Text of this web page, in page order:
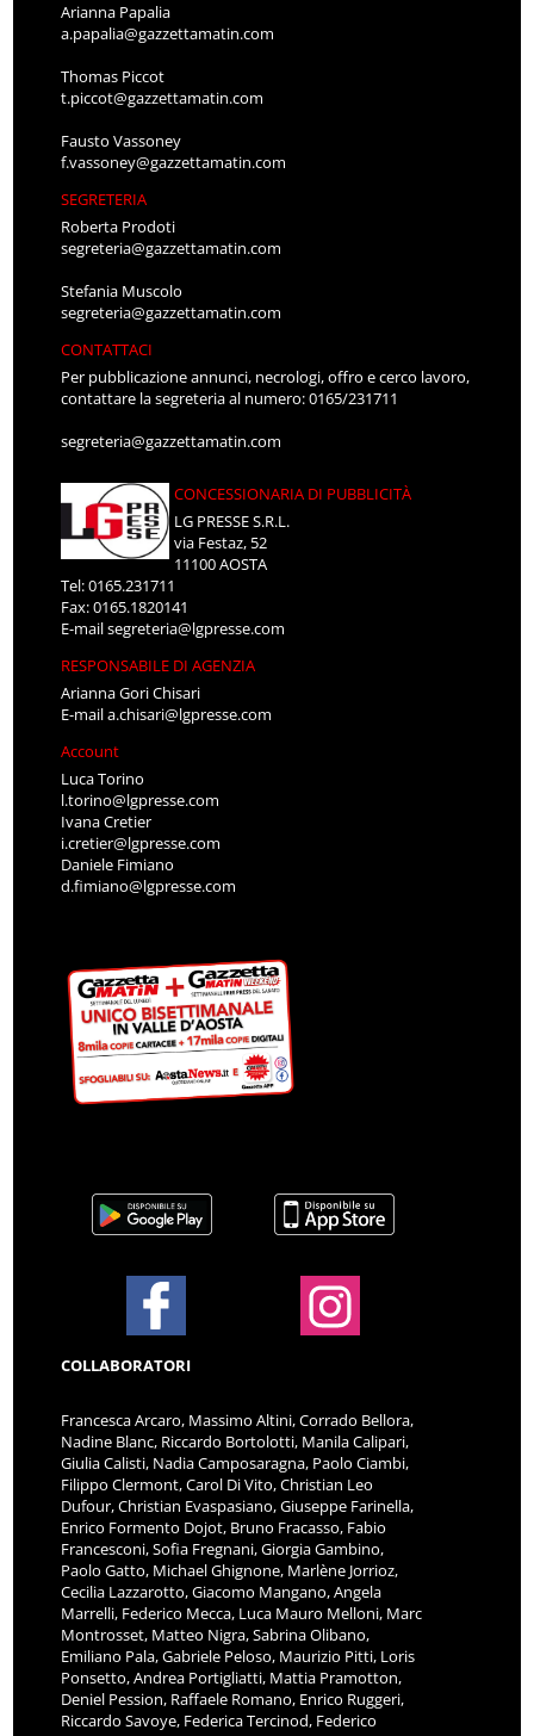
Arianna Papalia
a.papalia@gazzettamatin.com
Thomas Piccot
t.piccot@gazzettamatin.com
Fausto Vassoney
f.vassoney@gazzettamatin.com
SEGRETERIA
Roberta Prodoti
segreteria@gazzettamatin.com
Stefania Muscolo
segreteria@gazzettamatin.com
CONTATTACI
Per pubblicazione annunci, necrologi, offro e cerco lavoro,
contattare la segreteria al numero: 0165/231711
segreteria@gazzettamatin.com
CONCESSIONARIA DI PUBBLICITÀ
LG PRESSE S.R.L.
via Festaz, 52
11100 AOSTA
Tel: 0165.231711
Fax: 0165.1820141
E-mailsegreteria@lgpresse.com
RESPONSABILE DI AGENZIA
Arianna Gori Chisari
E-maila.chisari@lgpresse.com
Account
Luca Torino
l.torino@lgpresse.com
Ivana Cretier
i.cretier@lgpresse.com
Daniele Fimiano
d.fimiano@lgpresse.com
COLLABORATORI
Francesca Arcaro, Massimo Altini, Corrado Bellora,
Nadine Blanc, Riccardo Bortolotti, Manila Calipari,
Giulia Calisti, Nadia Camposaragna, Paolo Ciambi,
Filippo Clermont, Carol Di Vito, Christian Leo
Dufour, Christian Evaspasiano, Giuseppe Farinella,
Enrico Formento Dojot, Bruno Fracasso, Fabio
Francesconi, Sofia Fregnani, Giorgia Gambino,
Paolo Gatto, Michael Ghignone, Marlène Jorrioz,
Cecilia Lazzarotto, Giacomo Mangano, Angela
Marrelli, Federico Mecca, Luca Mauro Melloni, Marc
Montrosset, Matteo Nigra, Sabrina Olibano,
Emiliano Pala, Gabriele Peloso, Maurizio Pitti, Loris
Ponsetto, Andrea Portigliatti, Mattia Pramotton,
Deniel Pession, Raffaele Romano, Enrico Ruggeri,
Riccardo Savoye, Federica Tercinod, Federico